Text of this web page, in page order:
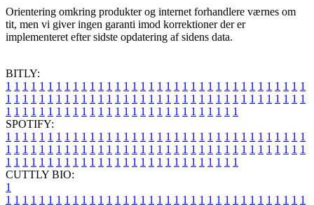
Orientering omkring produkter og internet forhandlere værnes om
tit, men vi giver ingen garanti imod korrektioner der er
implementeret efter sidste opdatering af sidens data.
BITLY:
1 1 1 1 1 1 1 1 1 1 1 1 1 1 1 1 1 1 1 1 1 1 1 1 1 1 1 1 1 1 1 1 1 1 1 1
1 1 1 1 1 1 1 1 1 1 1 1 1 1 1 1 1 1 1 1 1 1 1 1 1 1 1 1 1 1 1 1 1 1 1 1
1 1 1 1 1 1 1 1 1 1 1 1 1 1 1 1 1 1 1 1 1 1 1 1 1 1 1 1
SPOTIFY:
1 1 1 1 1 1 1 1 1 1 1 1 1 1 1 1 1 1 1 1 1 1 1 1 1 1 1 1 1 1 1 1 1 1 1 1
1 1 1 1 1 1 1 1 1 1 1 1 1 1 1 1 1 1 1 1 1 1 1 1 1 1 1 1 1 1 1 1 1 1 1 1
1 1 1 1 1 1 1 1 1 1 1 1 1 1 1 1 1 1 1 1 1 1 1 1 1 1 1 1
CUTTLY BIO:
1
1 1 1 1 1 1 1 1 1 1 1 1 1 1 1 1 1 1 1 1 1 1 1 1 1 1 1 1 1 1 1 1 1 1 1 1